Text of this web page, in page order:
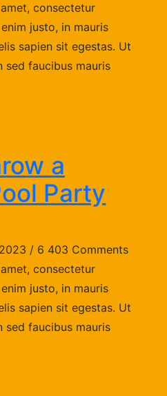
consectetur
justo, in mauris
sapien sit egestas. Ut
sed faucibus mauris
a
Party
/ 6 403 Comments
consectetur
justo, in mauris
sapien sit egestas. Ut
sed faucibus mauris